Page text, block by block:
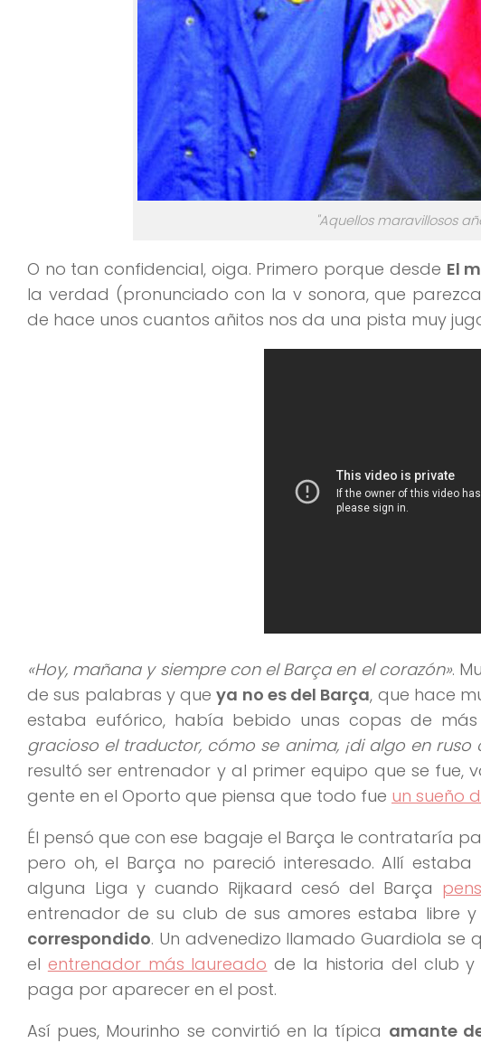
"Aquellos maravillosos
O no tan confidencial, oiga. Primero porque desde El
la verdad (pronunciado con la v sonora, que
de hace unos cuantos añitos nos da una pista muy
«Hoy, mañana y siempre con el Barça en el corazón».
de sus palabras y queya no es del Barça, que hace
estaba eufórico, había bebido unas copas de
gracioso el traductor, cómo se anima, ¡di algo en ruso
resultó ser entrenador y al primer equipo que se fue,
gente en el Oporto que piensa que todo fue un sueño
Él pensó que con ese bagaje el Barça le contrataría
pero oh, el Barça no pareció interesado. Allí
alguna Liga y cuando Rijkaard cesó del Barça
entrenador de su club de sus amores estaba libre
correspondido. Un advenedizo llamado Guardiola se
el entrenador más laureado de la historia del club
paga por aparecer en el post.
Así pues, Mourinho se convirtió en la típica amante